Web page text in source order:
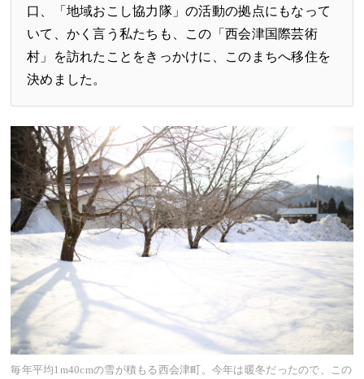
口、「地域おこし協力隊」の活動の拠点にもなって
いて、かく言う私たちも、この「西会津国際芸術
村」を訪れたことをきっかけに、このまちへ移住を
決めました。
毎年平均1m40cmの雪が積もる西会津町。今年は暖冬だったので、この